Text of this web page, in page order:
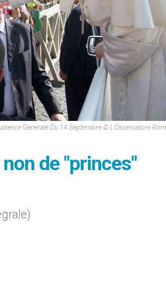
Générale Du 14 Septembre © L'Osservatore
de "princes"